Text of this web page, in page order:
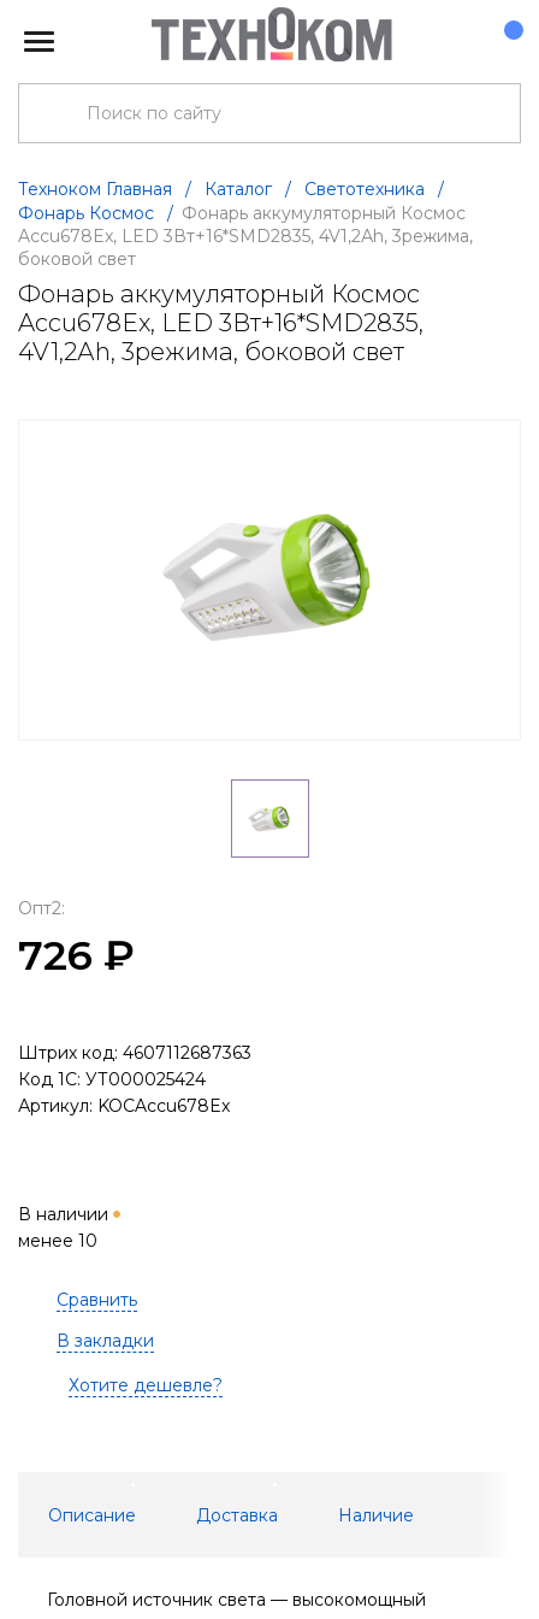
Техноком Главная / Каталог / Светотехника
/
Фонарь Космос
/ Фонарь аккумуляторный Космос
Accu678Ex, LED 3Вт+16*SMD2835, 4V1,2Аh, 3режима,
боковой свет
Фонарь аккумуляторный Космос
Accu678Ex, LED 3Вт+16*SMD2835,
4V1,2Аh, 3режима, боковой свет
Опт2:
726 ₽
Штрих код: 4607112687363
Код 1С: УТ000025424
Артикул: KOCAccu678Ex
В наличии
менее 10
Сравнить
В закладки
Хотите дешевле?
Описание Доставка Наличие
Головной источник света — высокомощный